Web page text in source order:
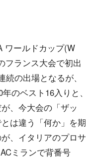
ワールドカップ(W
フランス大会で初出
の出場となるが、
のベスト16入りと、
、今大会の「ザッ
は違う「何か」を期
、イタリアのプロサ
ミランで背番号